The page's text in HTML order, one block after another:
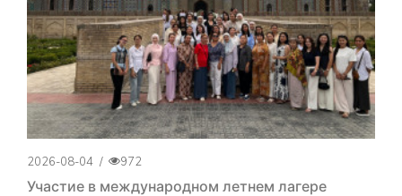
2026-08-04 / 972
Участие в международном летнем лагере